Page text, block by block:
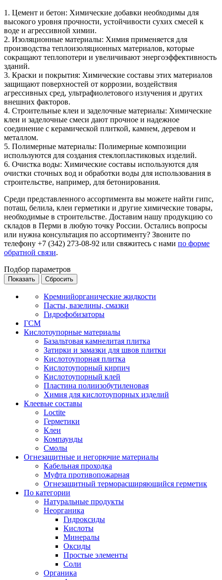
1. Цемент и бетон: Химические добавки необходимы для
высокого уровня прочности, устойчивости сухих смесей к
воде и агрессивной химии.
2. Изоляционные материалы: Химия применяется для
производства теплоизоляционных материалов, которые
сокращают теплопотери и увеличивают энергоэффективность
зданий.
3. Краски и покрытия: Химические составы этих материалов
защищают поверхностей от коррозии, воздействия
агрессивных сред, ультрафиолетового излучения и других
внешних факторов.
4. Строительные клеи и заделочные материалы: Химические
клеи и заделочные смеси дают прочное и надежное
соединение с керамической плиткой, камнем, деревом и
металлом.
5. Полимерные материалы: Полимерные композиции
используются для создания стеклопластиковых изделий.
6. Очистка воды: Химические составы используются для
очистки сточных вод и обработки воды для использования в
строительстве, например, для бетонирования.
Среди представленного ассортимента вы можете найти гипс,
поташ, белила, клеи герметики и другие химические товары,
необходимые в строительстве. Доставим нашу продукцию со
складов в Перми в любую точку России. Остались вопросы
или нужна консультация по ассортименту? Звоните по
телефону +7 (342) 273-08-92 или свяжитесь с нами по форме
обратной связи.
Подбор параметров
Кремнийорганические жидкости
Пасты, вазелины, смазки
Гидрофобизаторы
ГСМ
Кислотоупорные материалы
Базальтовая камнелитая плитка
Затирки и замазки для швов плитки
Кислотоупорная плитка
Кислотоупорный кирпич
Кислотоупорный клей
Пластина полиизобутиленовая
Химия для кислотоупорных изделий
Клеевые составы
Loctite
Герметики
Клеи
Компаунды
Смолы
Огнезащитные и негорючие материалы
Кабельная проходка
Муфта противопожарная
Огнезащитный терморасширяющийся герметик
По категории
Натуральные продукты
Неорганика
Гидроксиды
Кислоты
Минералы
Оксиды
Простые элементы
Соли
Органика